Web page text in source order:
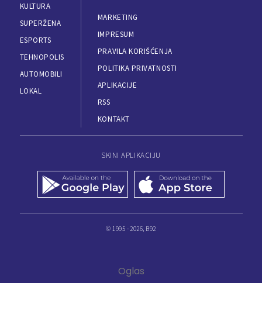
KULTURA
SUPERŽENA
ESPORTS
TEHNOPOLIS
AUTOMOBILI
LOKAL
MARKETING
IMPRESUM
PRAVILA KORIŠĆENJA
POLITIKA PRIVATNOSTI
APLIKACIJE
RSS
KONTAKT
SKINI APLIKACIJU
© 1995 - 2026, B92